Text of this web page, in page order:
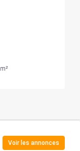
m²
Voir les annonces